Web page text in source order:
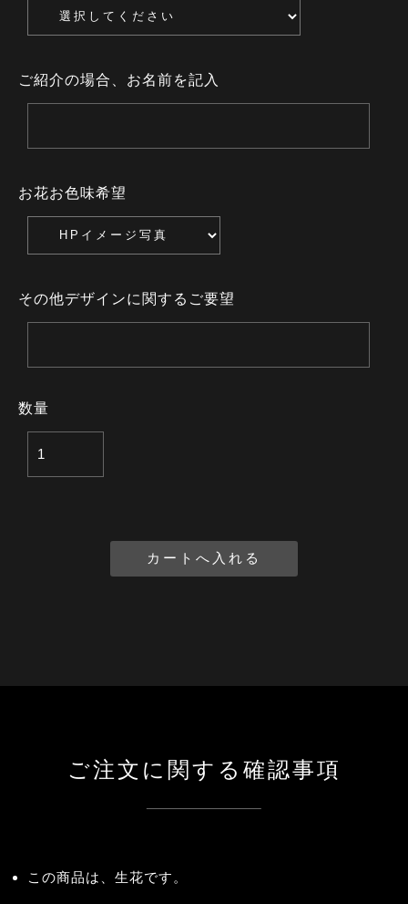
ご紹介の場合、お名前を記入
お花お色味希望
その他デザインに関するご要望
数量
ご注文に関する確認事項
この商品は、生花です。